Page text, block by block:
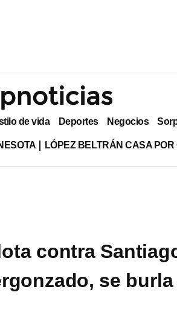
de vida Deportes Negocios
LÓPEZ BELTRÁN CASA
contra
se burla